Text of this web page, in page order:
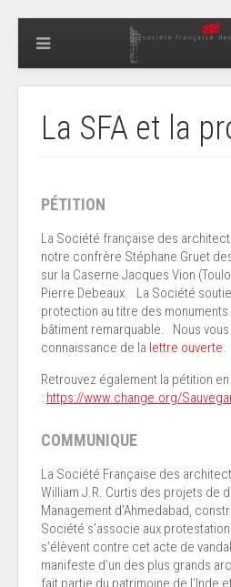
La SFA et la
PÉTITION
La Société française des
notre confrère Stéphane Gruet
sur la Caserne Jacques Vion
Pierre Debeaux. La Société
protection au titre des
bâtiment remarquable. Nous
connaissance de la lettre ouverte.
Retrouvez également la pétition
: https://www.change.org/
COMMUNIQUE
La Société Française des
William J.R. Curtis des projets de
Management d’Ahmedabad,
Société s’associe aux
s’élèvent contre cet acte de
manifeste d’un des plus grands
fait partie du patrimoine de l’Inde